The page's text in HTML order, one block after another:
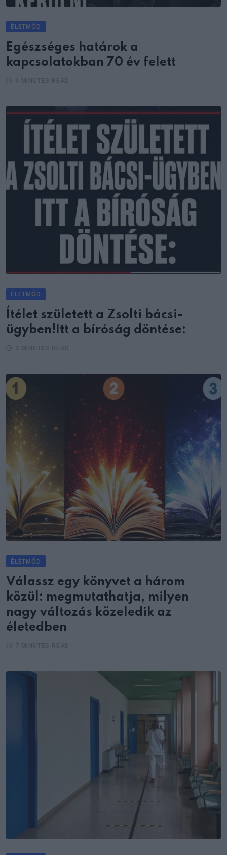
ÉLETMÓD
Egészséges határok a
kapcsolatokban 70 év felett
ÉLETMÓD
Ítélet született a Zsolti bácsi-
ügyben!Itt a bíróság döntése:
ÉLETMÓD
Válassz egy könyvet a három
közül: megmutathatja, milyen
nagy változás közeledik az
életedben